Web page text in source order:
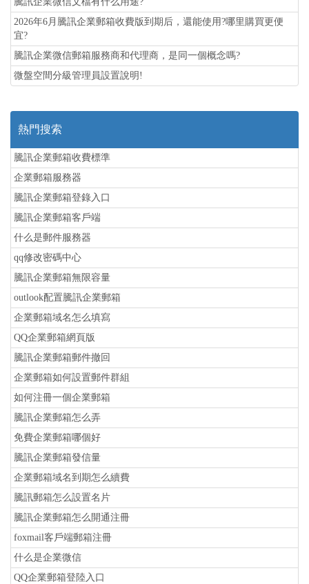
2026年6月騰訊企業郵箱收費版到期后，還能使用?哪里購買更便
宜?
騰訊企業微信郵箱服務商和代理商，是同一個概念嗎?
微盤空間分級管理員設置說明!
熱門搜索
騰訊企業郵箱收費標準
企業郵箱服務器
騰訊企業郵箱登錄入口
騰訊企業郵箱客戶端
什么是郵件服務器
qq修改密碼中心
騰訊企業郵箱無限容量
outlook配置騰訊企業郵箱
企業郵箱域名怎么填寫
QQ企業郵箱網頁版
騰訊企業郵箱郵件撤回
企業郵箱如何設置郵件群組
如何注冊一個企業郵箱
騰訊企業郵箱怎么弄
免費企業郵箱哪個好
騰訊企業郵箱發信量
企業郵箱域名到期怎么續費
騰訊郵箱怎么設置名片
騰訊企業郵箱怎么開通注冊
foxmail客戶端郵箱注冊
什么是企業微信
QQ企業郵箱登陸入口